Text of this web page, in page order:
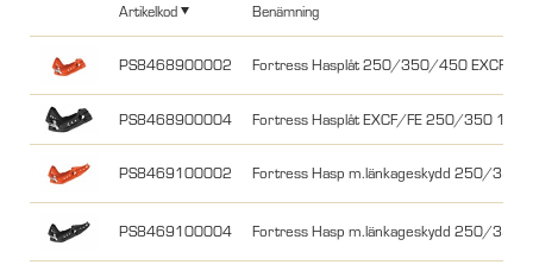
Artikelkod Benämning
PS8468900002 Fortress Hasplåt 250/350/450 EXCF/FE
PS8468900004 Fortress Hasplåt EXCF/FE 250/350 17-
PS8469100002 Fortress Hasp m.länkageskydd 250/350
PS8469100004 Fortress Hasp m.länkageskydd 250/350